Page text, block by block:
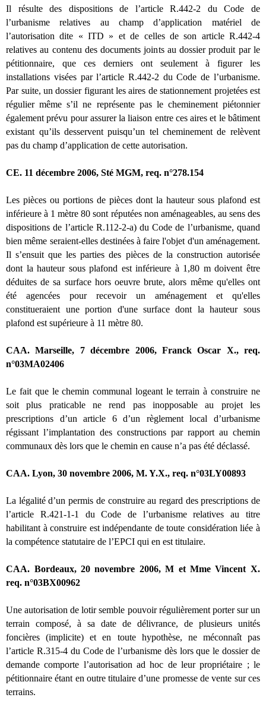
Il résulte des dispositions de l’article R.442-2 du Code de
l’urbanisme relatives au champ d’application matériel de
l’autorisation dite « ITD » et de celles de son article R.442-4
relatives au contenu des documents joints au dossier produit par le
pétitionnaire, que ces derniers ont seulement à figurer les
installations visées par l’article R.442-2 du Code de l’urbanisme.
Par suite, un dossier figurant les aires de stationnement projetées est
régulier même s’il ne représente pas le cheminement piétonnier
également prévu pour assurer la liaison entre ces aires et le bâtiment
existant qu’ils desservent puisqu’un tel cheminement de relèvent
pas du champ d’application de cette autorisation.
CE. 11 décembre 2006, Sté MGM, req. n°278.154
Les pièces ou portions de pièces dont la hauteur sous plafond est
inférieure à 1 mètre 80 sont réputées non aménageables, au sens des
dispositions de l’article R.112-2-a) du Code de l’urbanisme, quand
bien même seraient-elles destinées à faire l'objet d'un aménagement.
Il s’ensuit que les parties des pièces de la construction autorisée
dont la hauteur sous plafond est inférieure à 1,80 m doivent être
déduites de sa surface hors oeuvre brute, alors même qu'elles ont
été agencées pour recevoir un aménagement et qu'elles
constitueraient une portion d'une surface dont la hauteur sous
plafond est supérieure à 11 mètre 80.
CAA. Marseille, 7 décembre 2006, Franck Oscar X., req.
n°03MA02406
Le fait que le chemin communal logeant le terrain à construire ne
soit plus praticable ne rend pas inopposable au projet les
prescriptions d’un article 6 d’un règlement local d’urbanisme
régissant l’implantation des constructions par rapport au chemin
communaux dès lors que le chemin en cause n’a pas été déclassé.
CAA. Lyon, 30 novembre 2006, M. Y.X., req. n°03LY00893
La légalité d’un permis de construire au regard des prescriptions de
l’article R.421-1-1 du Code de l’urbanisme relatives au titre
habilitant à construire est indépendante de toute considération liée à
la compétence statutaire de l’EPCI qui en est titulaire.
CAA. Bordeaux, 20 novembre 2006, M et Mme Vincent X.
req. n°03BX00962
Une autorisation de lotir semble pouvoir régulièrement porter sur un
terrain composé, à sa date de délivrance, de plusieurs unités
foncières (implicite) et en toute hypothèse, ne méconnaît pas
l’article R.315-4 du Code de l’urbanisme dès lors que le dossier de
demande comporte l’autorisation ad hoc de leur propriétaire ; le
pétitionnaire étant en outre titulaire d’une promesse de vente sur ces
terrains.